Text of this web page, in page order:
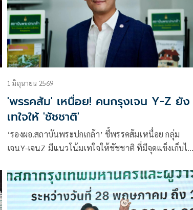
1 มิถุนายน 2569
'พรรคส้ม' เหนื่อย! คนกรุงเจน Y-Z ยัง
เทใจให้ 'ชัชชาติ'
‘รองผอ.สถาบันพระปกเกล้า’ ชี้พรรคส้มเหนื่อย กลุ่ม
เจนY-เจนZ มีแนวโน้มเทใจให้ชัชชาติ ที่มีจุดแข็งเก็บได้